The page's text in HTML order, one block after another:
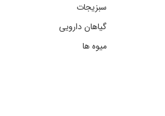
سبزیجات
گیاهان دارویی
میوه ها